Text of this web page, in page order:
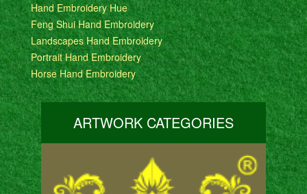
Hand Embroidery Hue
Feng Shui Hand Embroidery
Landscapes Hand Embroidery
Portrait Hand Embroidery
Horse Hand Embroidery
ARTWORK CATEGORIES